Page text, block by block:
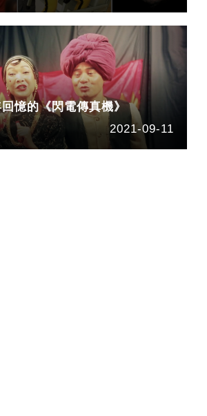
憶的《閃電傳真機》
2021-09-11